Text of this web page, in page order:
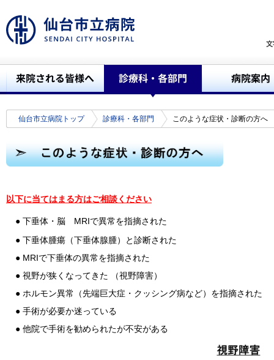
仙台市立病院トップ 診療科・各部門 このような症状・診断の方へ
以下に当てはまる方はご相談ください
● 下垂体・脳 MRIで異常を指摘された
● 下垂体腫瘍（下垂体腺腫）と診断された
● MRIで下垂体の異常を指摘された
● 視野が狭くなってきた （視野障害）
● ホルモン異常（先端巨大症・クッシング病など）を指摘された
● 手術が必要か迷っている
● 他院で手術を勧められたが不安がある